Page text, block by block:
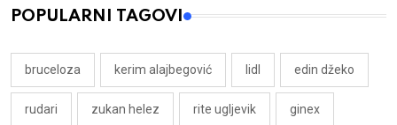
POPULARNI TAGOVI
bruceloza kerim alajbegović lidl edin džeko
rudari zukan helez rite ugljevik ginex